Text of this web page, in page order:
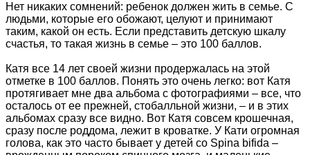
Нет никаких сомнений: ребенок должен жить в семье. С
людьми, которые его обожают, целуют и принимают
таким, какой он есть. Если представить детскую шкалу
счастья, то такая жизнь в семье – это 100 баллов.
Катя все 14 лет своей жизни продержалась на этой
отметке в 100 баллов. Понять это очень легко: вот Катя
протягивает мне два альбома с фотографиями – все, что
осталось от ее прежней, стобалльной жизни, – и в этих
альбомах сразу все видно. Вот Катя совсем крошечная,
сразу после роддома, лежит в кроватке. У Кати огромная
голова, как это часто бывает у детей со Spina bifida –